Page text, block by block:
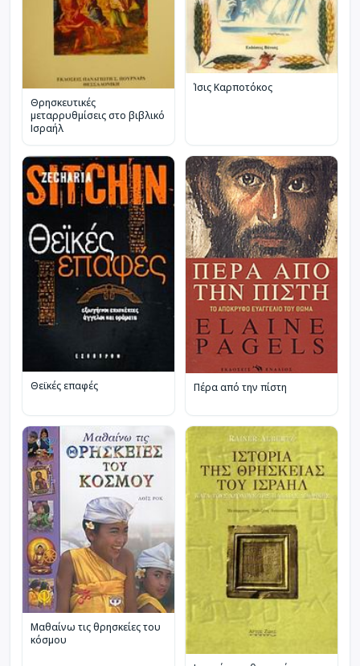
Θρησκευτικές
μεταρρυθμίσεις στο βιβλικό
Ισραήλ
Ίσις Καρποτόκος
Θεϊκές επαφές Πέρα από την πίστη
Μαθαίνω τις θρησκείες του
κόσμου